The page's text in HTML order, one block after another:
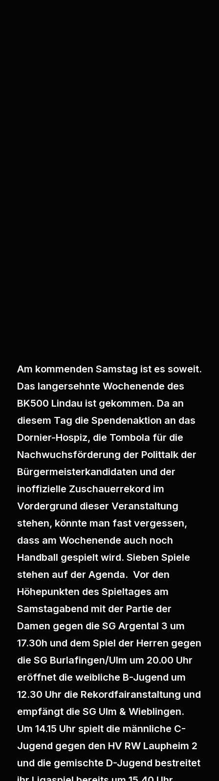
Am kommenden Samstag ist es soweit.
Das langersehnte Wochenende des
BK500 Lindau ist gekommen. Da an
diesem Tag die Spendenaktion an das
Dornier-Hospiz, die Tombola für die
Nachwuchsförderung der Polittalk der
Bürgermeisterkandidaten und der
inoffizielle Zuschauerrekord im
Vordergrund dieser Veranstaltung
stehen, könnte man fast vergessen,
dass am Wochenende auch noch
Handball gespielt wird. Sieben Spiele
stehen auf der Agenda. Vor den
Höhepunkten des Spieltages am
Samstagabend mit der Partie der
Damen gegen die SG Argental 3 um
17.30h und dem Spiel der Herren gegen
die SG Burlafingen/Ulm um 20.00 Uhr
eröffnet die weibliche B-Jugend um
12.30 Uhr die Rekordfairanstaltung und
empfängt die SG Ulm & Wieblingen.
Um 14.15 Uhr spielt die männliche C-
Jugend gegen den HV RW Laupheim 2
und die gemischte D-Jugend bestreitet